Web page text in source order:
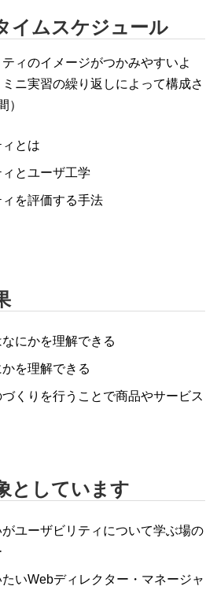
イムスケジュール
ィのイメージがつかみやすいよ
ニ実習の繰り返しによって構成さ
）
とは
とユーザ工学
を評価する手法
にかを理解できる
を理解できる
くりを行うことで商品やサービス
としています
ユーザビリティについて学ぶ場の
いWebディレクター・マネージャ